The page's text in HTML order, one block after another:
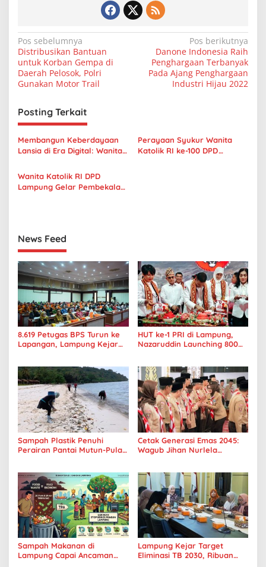
N
a
v
i
g
a
s
i
p
o
Pos sebelumnya
Distribusikan Bantuan
untuk Korban Gempa di
Daerah Pelosok, Polri
Gunakan Motor Trail
Pos berikutnya
Danone Indonesia Raih
Penghargaan Terbanyak
Pada Ajang Penghargaan
Industri Hijau 2022
Posting Terkait
Membangun Keberdayaan
Lansia di Era Digital: Wanita
Mafindo Gelar Pelatihan
Akademi Digital Lansia
Perayaan Syukur Wanita
Katolik RI ke-100 DPD
Wanita Katolik RI DPD
Lampung Gelar Pembekalan
News Feed
8.619 Petugas BPS Turun ke
Lapangan, Lampung Kejar
HUT ke-1 PRI di Lampung,
Nazaruddin Launching 800
Sampah Plastik Penuhi
Perairan Pantai Mutun-Pulau
Cetak Generasi Emas 2045:
Wagub Jihan Nurlela
Era Digital
Sampah Makanan di
Lampung Capai Ancaman
Lampung Kejar Target
Eliminasi TB 2030, Ribuan